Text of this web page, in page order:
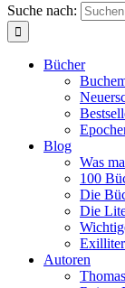
Suche nach:
Bücher
Blog
Was
100
Die
Die
Autoren